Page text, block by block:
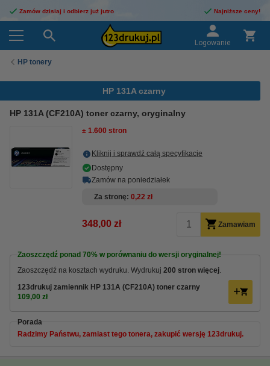
Zamów dzisiaj i odbierz już jutro Najniższe ceny!
Logowanie
HP tonery
HP 131A czarny
HP 131A (CF210A) toner czarny, oryginalny
± 1.600 stron
Kliknij i sprawdź całą specyfikacje
Dostępny
Zamów na poniedziałek
Za stronę 0,22 zł
348,00 zł Zamawiam
Zaoszczędź ponad 70% w porównaniu do wersji oryginalnej!
Zaoszczędź na kosztach wydruku. Wydrukuj 200 stron więcej.
123drukuj zamiennik HP 131A (CF210A) toner czarny
109,00 zł
Porada
Radzimy Państwu, zamiast tego tonera, zakupić wersję 123drukuj.